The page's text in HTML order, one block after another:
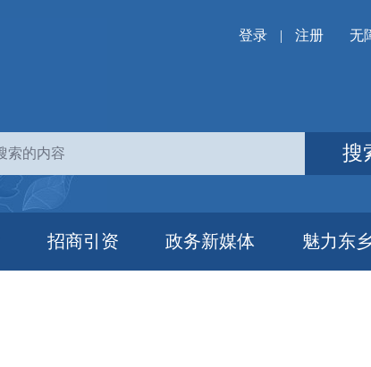
登录 | 注册 无
搜
招商引资 政务新媒体 魅力东